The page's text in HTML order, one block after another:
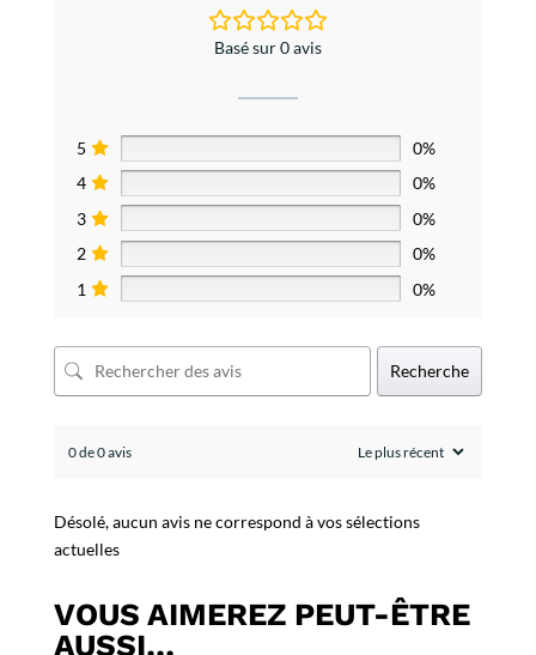
Basé sur 0 avis
5
0%
4
0%
3
0%
2
0%
1
0%
Recherche
0 de 0 avis
Désolé, aucun avis ne correspond à vos sélections
actuelles
VOUS AIMEREZ PEUT-ÊTRE
AUSSI…